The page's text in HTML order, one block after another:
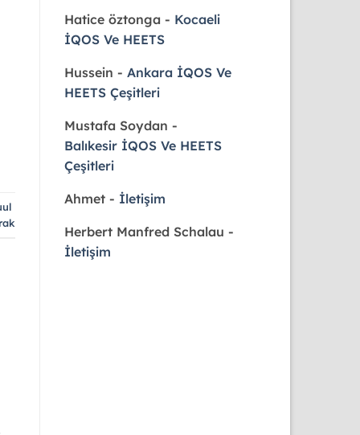
Hatice öztonga - Kocaeli
İQOS Ve HEETS
Hussein - Ankara İQOS Ve
HEETS Çeşitleri
Mustafa Soydan -
Balıkesir İQOS Ve HEETS
Çeşitleri
Ahmet- İletişim
Herbert Manfred Schalau -
İletişim